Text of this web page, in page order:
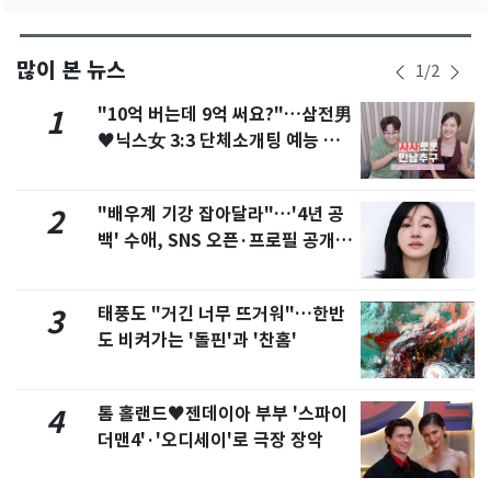
많이 본 뉴스 1/2
1
"10억 버는데 9억 써요?"…삼전男
♥닉스女 3:3 단체소개팅 예능 화
2
"배우계 기강 잡아달라"…'4년 공
백' 수애, SNS 오픈·프로필 공개
3
태풍도 "거긴 너무 뜨거워"…한반
도 비켜가는 '돌핀'과 '찬홈'
4
톰 홀랜드♥젠데이아 부부 '스파이
더맨4'·'오디세이'로 극장 장악